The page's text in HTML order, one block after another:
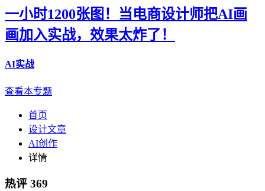
一小时1200张图！当电商设计师把AI画
画加入实战，效果太炸了！
AI实战
查看本专题
首页
设计文章
AI创作
详情
热评 369